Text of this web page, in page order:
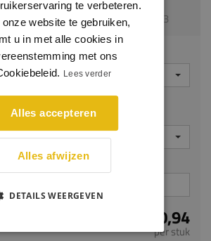
x 600 x 24 mm | Eiken op MDF v313
v313
€ 190,94
per stuk
te verbeteren.
onze website te gebruiken,
u in met alle cookies in
met ons
Lees verder
Alles accepteren
Alles afwijzen
DETAILS WEERGEVEN